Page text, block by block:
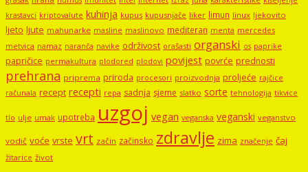
krastavci kriptovalute kuhinja kupus kupusnjače liker limun linux ljekovito
ljeto ljute mahunarke masline maslinovo mediteran menta mercedes
metvica namaz naranča navike održivost orašasti organski os paprike
papričice permakultura plodored plodovi povijest povrće prednosti
prehrana priprema priroda procesori proizvodnja proljeće rajčice
računala recept recepti repa sadnja sjeme slatko sorte tehnologija tikvice
tlo ulje umak upotreba uzgoj vegan veganska veganski veganstvo
vodič voće vrste vrt začin začinsko zdravlje zima značenje čaj
žitarice život